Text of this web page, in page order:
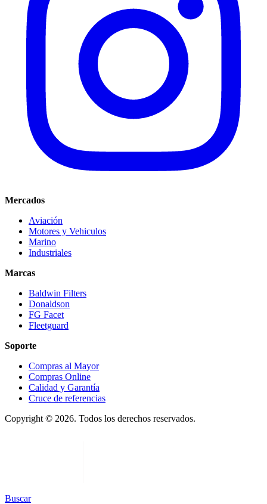
Mercados
Aviación
Motores y Vehiculos
Marino
Industriales
Marcas
Baldwin Filters
Donaldson
FG Facet
Fleetguard
Soporte
Compras al Mayor
Compras Online
Calidad y Garantía
Cruce de referencias
Copyright © 2026. Todos los derechos reservados.
Buscar